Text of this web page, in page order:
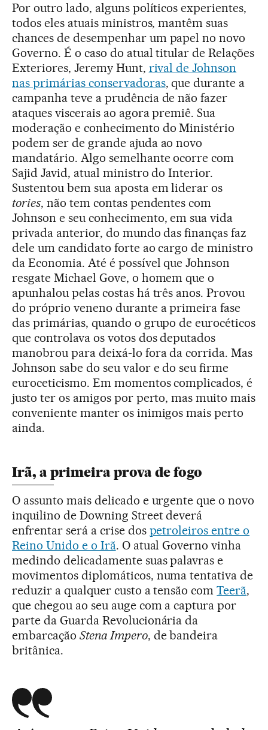
Por outro lado, alguns políticos experientes,
todos eles atuais ministros, mantêm suas
chances de desempenhar um papel no novo
Governo. É o caso do atual titular de Relações
Exteriores, Jeremy Hunt, rival de Johnson
nas primárias conservadoras, que durante a
campanha teve a prudência de não fazer
ataques viscerais ao agora premiê. Sua
moderação e conhecimento do Ministério
podem ser de grande ajuda ao novo
mandatário. Algo semelhante ocorre com
Sajid Javid, atual ministro do Interior.
Sustentou bem sua aposta em liderar os
tories, não tem contas pendentes com
Johnson e seu conhecimento, em sua vida
privada anterior, do mundo das finanças faz
dele um candidato forte ao cargo de ministro
da Economia. Até é possível que Johnson
resgate Michael Gove, o homem que o
apunhalou pelas costas há três anos. Provou
do próprio veneno durante a primeira fase
das primárias, quando o grupo de eurocéticos
que controlava os votos dos deputados
manobrou para deixá-lo fora da corrida. Mas
Johnson sabe do seu valor e do seu firme
euroceticismo. Em momentos complicados, é
justo ter os amigos por perto, mas muito mais
conveniente manter os inimigos mais perto
ainda.
Irã, a primeira prova de fogo
O assunto mais delicado e urgente que o novo
inquilino de Downing Street deverá
enfrentar será a crise dos petroleiros entre o
Reino Unido e o Irã. O atual Governo vinha
medindo delicadamente suas palavras e
movimentos diplomáticos, numa tentativa de
reduzir a qualquer custo a tensão comTeerã,
que chegou ao seu auge com a captura por
parte da Guarda Revolucionária da
embarcação Stena Impero, de bandeira
britânica.